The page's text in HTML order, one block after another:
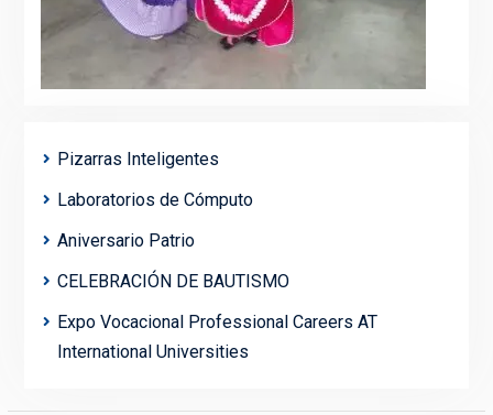
Pizarras Inteligentes
Laboratorios de Cómputo
Aniversario Patrio
CELEBRACIÓN DE BAUTISMO
Expo Vocacional Professional Careers AT
International Universities